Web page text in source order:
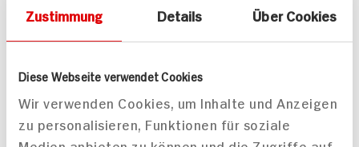
Zustimmung Details Über Cookies
Diese Webseite verwendet Cookies
Wir verwenden Cookies, um Inhalte und Anzeigen
zu personalisieren, Funktionen für soziale
85 min